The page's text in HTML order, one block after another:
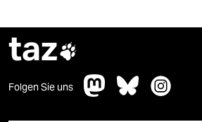
taz
Folgen Sie uns